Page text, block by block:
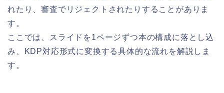
れたり、審査でリジェクトされたりすることがありま
す。
ここでは、スライドを1ページずつ本の構成に落とし込
み、KDP対応形式に変換する具体的な流れを解説しま
す。